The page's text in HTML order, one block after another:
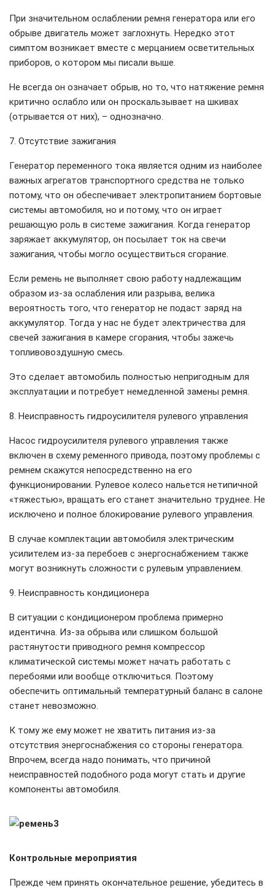
При значительном ослаблении ремня генератора или его
обрыве двигатель может заглохнуть. Нередко этот
симптом возникает вместе с мерцанием осветительных
приборов, о котором мы писали выше.
Не всегда он означает обрыв, но то, что натяжение ремня
критично ослабло или он проскальзывает на шкивах
(отрывается от них), – однозначно.
7. Отсутствие зажигания
Генератор переменного тока является одним из наиболее
важных агрегатов транспортного средства не только
потому, что он обеспечивает электропитанием бортовые
системы автомобиля, но и потому, что он играет
решающую роль в системе зажигания. Когда генератор
заряжает аккумулятор, он посылает ток на свечи
зажигания, чтобы могло осуществиться сгорание.
Если ремень не выполняет свою работу надлежащим
образом из-за ослабления или разрыва, велика
вероятность того, что генератор не подаст заряд на
аккумулятор. Тогда у нас не будет электричества для
свечей зажигания в камере сгорания, чтобы зажечь
топливовоздушную смесь.
Это сделает автомобиль полностью непригодным для
эксплуатации и потребует немедленной замены ремня.
8. Неисправность гидроусилителя рулевого управления
Насос гидроусилителя рулевого управления также
включен в схему ременного привода, поэтому проблемы с
ремнем скажутся непосредственно на его
функционировании. Рулевое колесо нальется нетипичной
«тяжестью», вращать его станет значительно труднее. Не
исключено и полное блокирование рулевого управления.
В случае комплектации автомобиля электрическим
усилителем из-за перебоев с энергоснабжением также
могут возникнуть сложности с рулевым управлением.
9. Неисправность кондиционера
В ситуации с кондиционером проблема примерно
идентична. Из-за обрыва или слишком большой
растянутости приводного ремня компрессор
климатической системы может начать работать с
перебоями или вообще отключиться. Поэтому
обеспечить оптимальный температурный баланс в салоне
станет невозможно.
К тому же ему может не хватить питания из-за
отсутствия энергоснабжения со стороны генератора.
Впрочем, всегда надо понимать, что причиной
неисправностей подобного рода могут стать и другие
компоненты автомобиля.
Контрольные мероприятия
Прежде чем принять окончательное решение, убедитесь в